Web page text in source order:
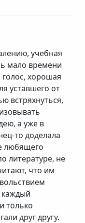
учебная
мало времени
хорошая
уставшего от
встряхнуться,
а уже в
то доделала
любящего
литературе, не
что им
только
друг другу.